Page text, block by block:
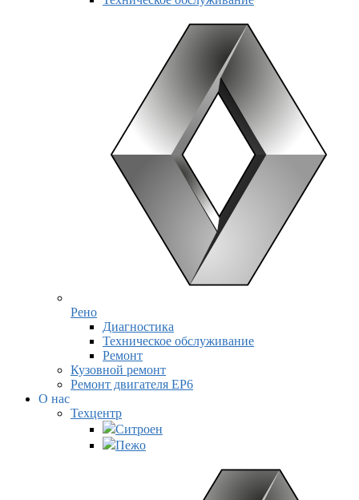
Рено
Диагностика
Техническое обслуживание
Ремонт
Кузовной ремонт
Ремонт двигателя EP6
О нас
Техцентр
Ситроен
Пежо